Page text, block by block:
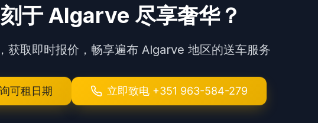
于 Algarve 尽享奢华？
获取即时报价，畅享遍布 Algarve 地区的送车服务
可租日期 立即致电 +351 963-584-279